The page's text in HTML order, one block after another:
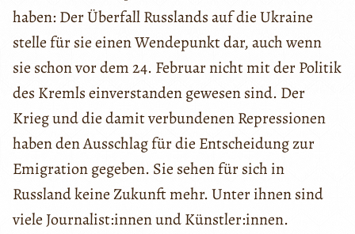
haben: Der Überfall Russlands auf die Ukraine
stelle für sie einen Wendepunkt dar, auch wenn
sie schon vor dem 24. Februar nicht mit der Politik
des Kremls einverstanden gewesen sind. Der
Krieg und die damit verbundenen Repressionen
haben den Ausschlag für die Entscheidung zur
Emigration gegeben. Sie sehen für sich in
Russland keine Zukunft mehr. Unter ihnen sind
viele Journalist:innen und Künstler:innen.